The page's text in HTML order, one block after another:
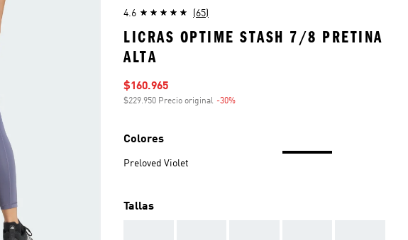
4.6 (65)
LICRAS OPTIME STASH 7/8 PRETINA
ALTA
Precio de venta
$160.965
$229.950 Precio original -30%
Colores
Preloved Violet
Tallas